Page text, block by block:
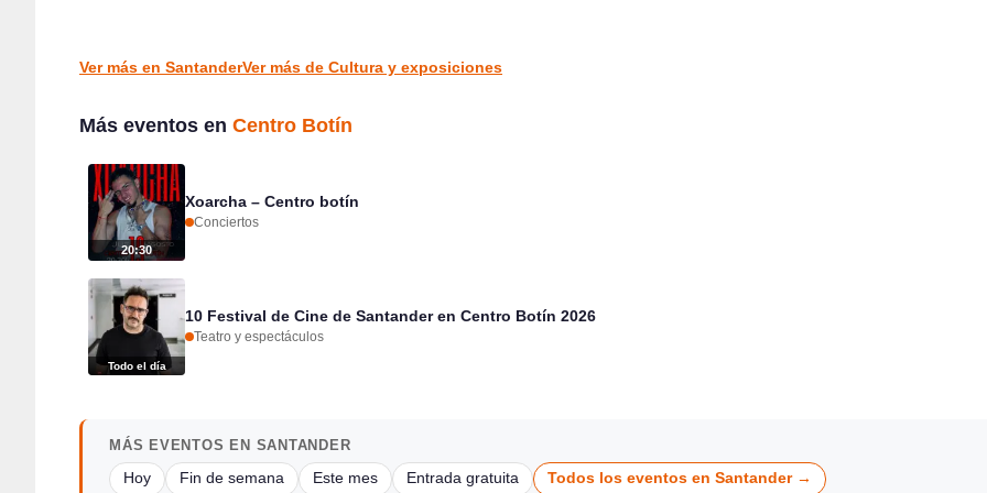
Ver más en SantanderVer más de Cultura y exposiciones
Más eventos en Centro Botín
20:30
Xoarcha – Centro botín
Conciertos
Todo el día
10 Festival de Cine de Santander en Centro Botín 2026
Teatro y espectáculos
MÁS EVENTOS EN SANTANDER
Hoy Fin de semana Este mes Entrada gratuita Todos los eventos en Santander →